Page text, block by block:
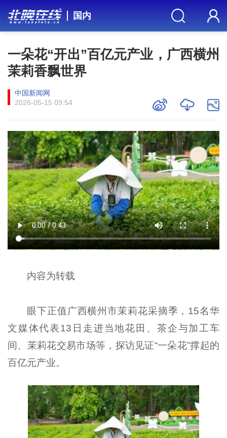
国内
一朵花“开出”百亿元产业，广西横州
茉莉香飘世界
中国新闻网
2026-05-15 09:54
内容为转载
眼下正值广西横州市茉莉花采摘季，15名华
文媒体代表13日走进当地花田、茶企与加工车
间、茉莉花交易市场等，探访见证“一朵花”撑起的
百亿元产业。